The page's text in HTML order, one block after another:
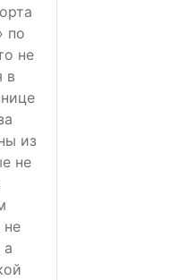
по
не
в
из
не
а